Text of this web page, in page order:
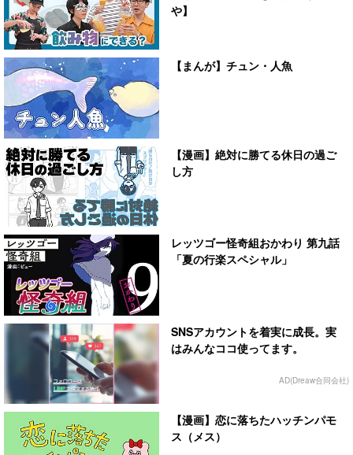
や】
【まんが】チュン・人魚
【漫画】絶対に勝てる休日の過ご
し方
レッツゴー怪奇組おかわり 第九話
「夏の行楽スペシャル」
SNSアカウントを着実に成長。実
はみんなココ使ってます。
AD(Dreaw合同会社)
【漫画】恋に落ちたハッチンパモ
ス（メス）